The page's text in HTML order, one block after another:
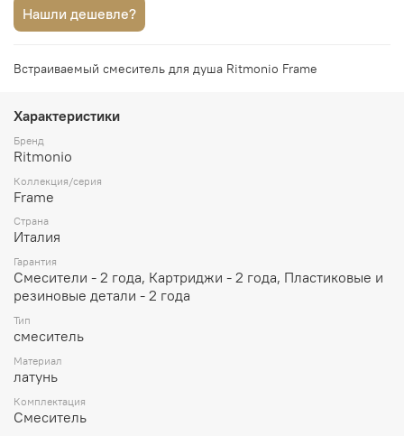
Нашли дешевле?
Встраиваемый смеситель для душа Ritmonio Frame
Характеристики
Бренд
Ritmonio
Коллекция/серия
Frame
Страна
Италия
Гарантия
Смесители - 2 года, Картриджи - 2 года, Пластиковые и
резиновые детали - 2 года
Тип
смеситель
Материал
латунь
Комплектация
Смеситель